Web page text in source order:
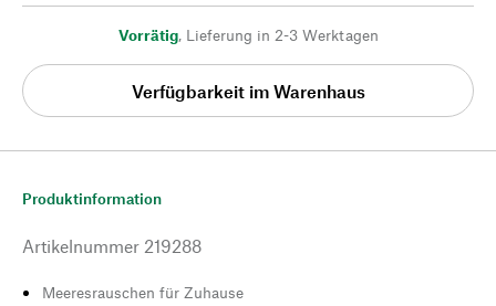
Vorrätig, Lieferung in 2-3 Werktagen
Verfügbarkeit im Warenhaus
Produktinformation
Artikelnummer 219288
Meeresrauschen für Zuhause